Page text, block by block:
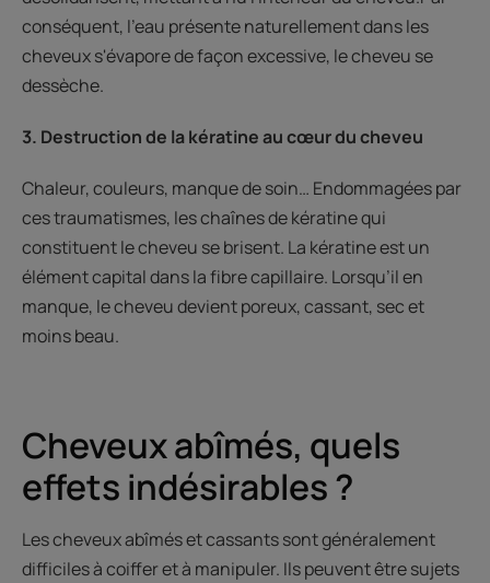
conséquent, l'eau présente naturellement dans les
cheveux s'évapore de façon excessive, le cheveu se
dessèche.
3. Destruction de la kératine au cœur du cheveu
Chaleur, couleurs, manque de soin… Endommagées par
ces traumatismes, les chaînes de kératine qui
constituent le cheveu se brisent. La kératine est un
élément capital dans la fibre capillaire. Lorsqu’il en
manque, le cheveu devient poreux, cassant, sec et
moins beau.
Cheveux abîmés, quels
effets indésirables ?
Les cheveux abîmés et cassants sont généralement
difficiles à coiffer et à manipuler. Ils peuvent être sujets